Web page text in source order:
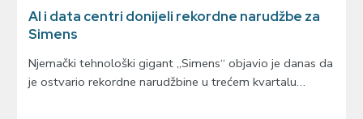
AI i data centri donijeli rekordne narudžbe za
Simens
Njemački tehnološki gigant „Simens“ objavio je danas da
je ostvario rekordne narudžbine u trećem kvartalu…